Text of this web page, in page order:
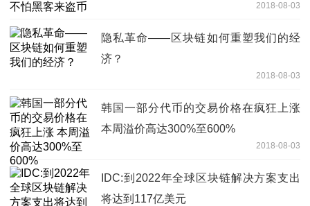
2018-08-03
隐私革命——区块链如何重塑我们的经
济？
2018-08-03
韩国一部分代币的交易价格在疯狂上涨
本周溢价高达300%至600%
2018-08-03
IDC:到2022年全球区块链解决方案支出
将达到117亿美元